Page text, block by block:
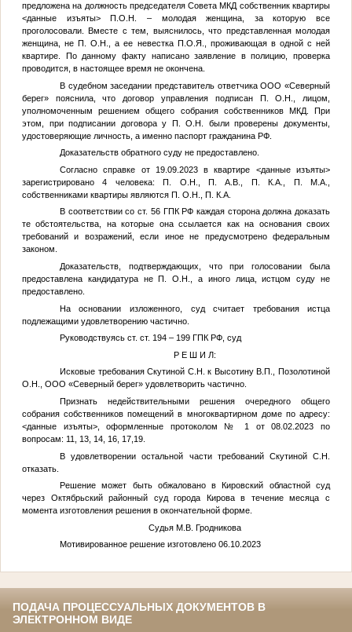
предложена на должность председателя Совета МКД собственник квартиры
<данные изъяты>
П.О.Н.
– молодая женщина, за которую все
проголосовали. Вместе с тем, выяснилось, что представленная молодая
женщина, неП. О.Н., а ее невестка П.О.Я.
, проживающая в одной с ней
квартире. По данному факту написано заявление в полицию, проверка
проводится, в настоящее время не окончена.
В судебном заседании представитель ответчика ООО «Северный
берег» пояснила, что договор управления подписан П.
О.Н., лицом,
уполномоченным решением общего собрания собственников МКД. При
этом, при подписании договора у П.
О.Н. были проверены документы,
удостоверяющие личность, а именно паспорт гражданина РФ.
Доказательств обратного суду не предоставлено.
Согласно справке от 19.09.2023 в квартире <данные изъяты>
зарегистрировано 4 человека:П. О.Н.,П. А.В., П. К.А., П.
М.А.,
собственниками квартиры являются П. О.Н., П. К.А.
В соответствии со ст. 56 ГПК РФ каждая сторона должна доказать
те обстоятельства, на которые она ссылается как на основания своих
требований и возражений, если иное не предусмотрено федеральным
законом.
Доказательств, подтверждающих, что при голосовании была
предоставлена кандидатура неП.
О.Н., а иного лица, истцом суду не
предоставлено.
На основании изложенного, суд считает требования истца
подлежащими удовлетворению частично.
Руководствуясь ст. ст. 194 – 199 ГПК РФ, суд
Р Е Ш И Л:
Исковые требования Скутиной С.Н. к Высотину В.П., Позолотиной
О.Н., ООО «Северный берег» удовлетворить частично.
Признать недействительными решения очередного общего
собрания собственников помещений в многоквартирном доме по адресу:
<данные изъяты>, оформленные протоколом № 1 от 08.02.2023 по
вопросам: 11, 13, 14, 16, 17,19.
В удовлетворении остальной части требований СкутинойС.Н.
отказать.
Решение может быть обжаловано в Кировский областной суд
через Октябрьский районный суд города Кирова в течение месяца с
момента изготовления решения в окончательной форме.
Судья М.В. Гродникова
Мотивированное решение изготовлено 06.10.2023
ПОДАЧА ПРОЦЕССУАЛЬНЫХ ДОКУМЕНТОВ В
ЭЛЕКТРОННОМ ВИДЕ